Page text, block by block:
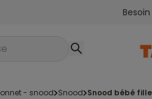
- snood snood snood bébé